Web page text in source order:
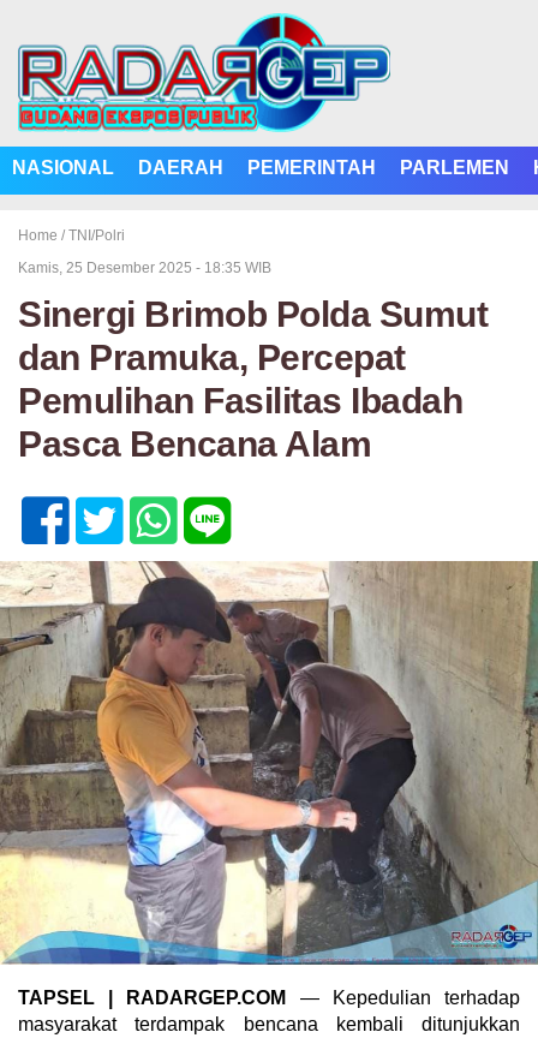
NASIONAL DAERAH PEMERINTAH PARLEMEN
Home / TNI/Polri
Kamis, 25 Desember 2025 - 18:35 WIB
Sinergi Brimob Polda Sumut
dan Pramuka, Percepat
Pemulihan Fasilitas Ibadah
Pasca Bencana Alam
TAPSEL | RADARGEP.COM — Kepedulian terhadap
masyarakat terdampak bencana kembali ditunjukkan